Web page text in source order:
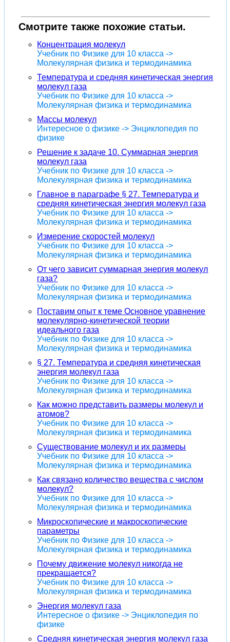
Смотрите также похожие статьи.
Концентрация молекул
Учебник по Физике для 10 класса ->
Молекулярная физика и термодинамика
Температура и средняя кинетическая энергия
молекул газа
Учебник по Физике для 10 класса ->
Молекулярная физика и термодинамика
Массы молекул
Интересное о физике -> Энциклопедия по
физике
Решение к задаче 10. Суммарная энергия
молекул газа
Учебник по Физике для 10 класса ->
Молекулярная физика и термодинамика
Главное в параграфе § 27. Температура и
средняя кинетическая энергия молекул газа
Учебник по Физике для 10 класса ->
Молекулярная физика и термодинамика
Измерение скоростей молекул
Учебник по Физике для 10 класса ->
Молекулярная физика и термодинамика
От чего зависит суммарная энергия молекул
газа?
Учебник по Физике для 10 класса ->
Молекулярная физика и термодинамика
Поставим опыт к теме Основное уравнение
молекулярно-кинетической теории
идеального газа
Учебник по Физике для 10 класса ->
Молекулярная физика и термодинамика
§ 27. Температура и средняя кинетическая
энергия молекул газа
Учебник по Физике для 10 класса ->
Молекулярная физика и термодинамика
Как можно представить размеры молекул и
атомов?
Учебник по Физике для 10 класса ->
Молекулярная физика и термодинамика
Существование молекул и их размеры
Учебник по Физике для 10 класса ->
Молекулярная физика и термодинамика
Как связано количество вещества с числом
молекул?
Учебник по Физике для 10 класса ->
Молекулярная физика и термодинамика
Микроскопические и макроскопические
параметры
Учебник по Физике для 10 класса ->
Молекулярная физика и термодинамика
Почему движение молекул никогда не
прекращается?
Учебник по Физике для 10 класса ->
Молекулярная физика и термодинамика
Энергия молекул газа
Интересное о физике -> Энциклопедия по
физике
Средняя кинетическая энергия молекул газа